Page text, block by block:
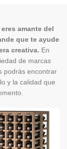
amante del
que te ayude
creativa. En
de marcas
podrás encontrar
y la calidad que